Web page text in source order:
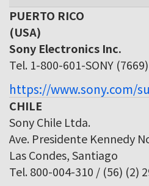
PUERTO RICO
(USA)
Sony Electronics Inc.
Tel. 1-800-601-SONY (7669)
https://www.sony.com/
CHILE
Sony Chile Ltda.
Ave. Presidente Kennedy
Las Condes, Santiago
Tel. 800-004-310 / (56) (2)